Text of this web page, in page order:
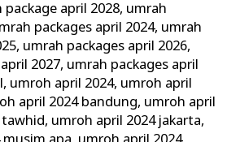
package april 2028, umrah
packages april 2024, umrah
, umrah packages april 2026,
2027, umrah packages april
, umroh april 2024, umroh april
april 2024 bandung, umroh april
tawhid, umroh april 2024 jakarta,